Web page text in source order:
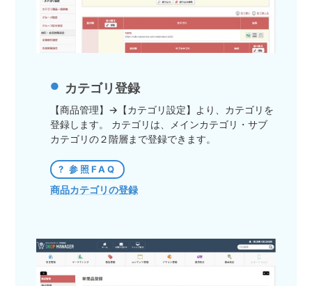
カテゴリ登録
【商品管理】→【カテゴリ設定】より、カテゴリを
登録します。 カテゴリは、メインカテゴリ・サブ
カテゴリの２階層まで登録できます。
参照FAQ
商品カテゴリの登録